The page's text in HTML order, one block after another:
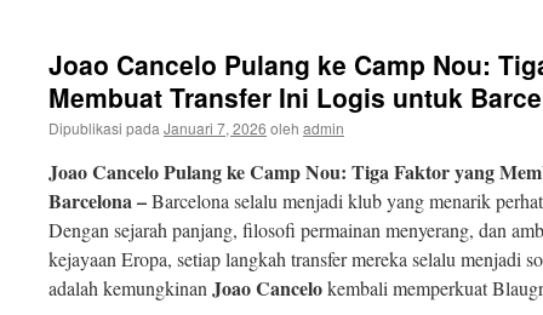
Joao Cancelo Pulang ke Camp Nou:
Membuat Transfer Ini Logis untuk
Dipublikasi pada Januari 7, 2026 oleh admin
Joao Cancelo Pulang ke Camp Nou: Tiga Faktor yang
Barcelona –Barcelona selalu menjadi klub yang menarik
Dengan sejarah panjang, filosofi permainan menyerang, dan
kejayaan Eropa, setiap langkah transfer mereka selalu menjadi
adalah kemungkinan Joao Cancelokembali memperkuat